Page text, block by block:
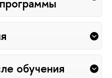
обучения